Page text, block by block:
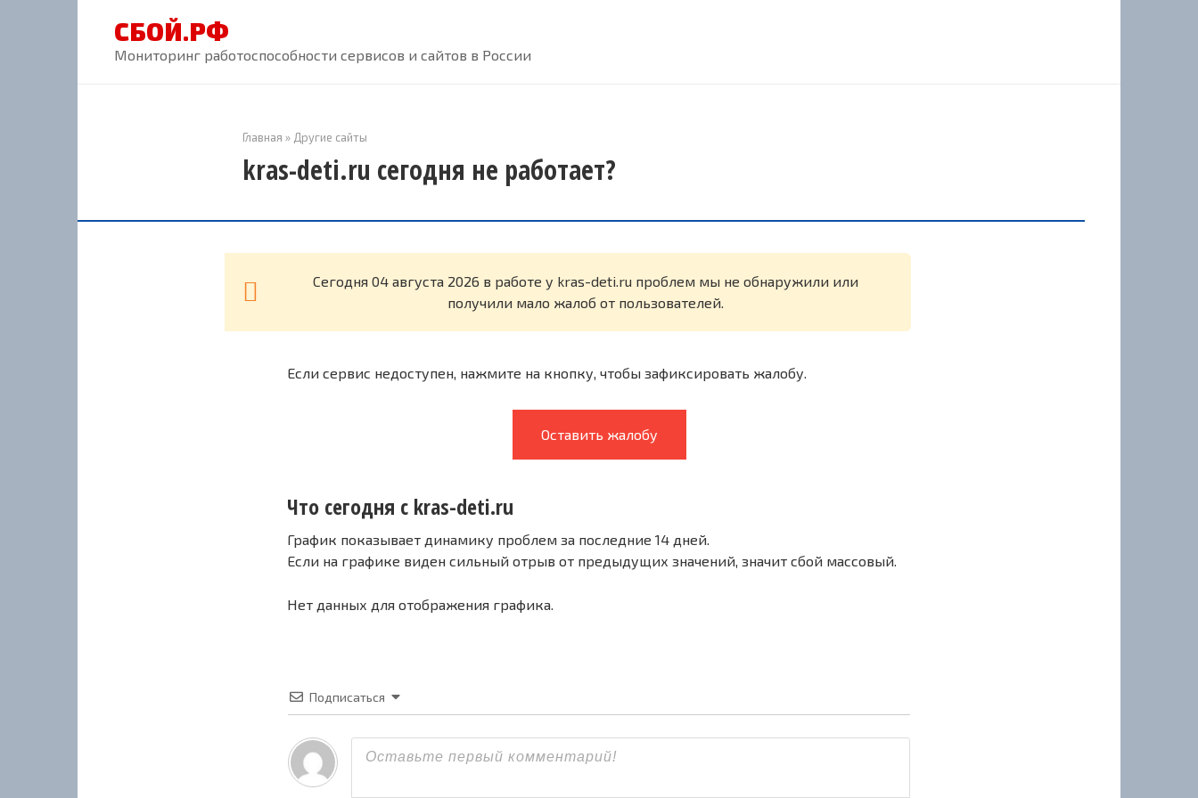
СБОЙ.РФ
Мониторинг работоспособности сервисов и сайтов в России
Главная » Другие сайты
kras-deti.ru сегодня не работает?
Cегодня 04 августа 2026 в работе у kras-deti.ru проблем мы не обнаружили или
получили мало жалоб от пользователей.
Если сервис недоступен, нажмите на кнопку, чтобы зафиксировать жалобу.
Оставить жалобу
Что сегодня с kras-deti.ru
График показывает динамику проблем за последние 14 дней.
Если на графике виден сильный отрыв от предыдущих значений, значит сбой массовый.
Нет данных для отображения графика.
Подписаться